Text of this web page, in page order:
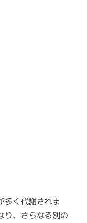
多く代謝されま
り、さらなる別の